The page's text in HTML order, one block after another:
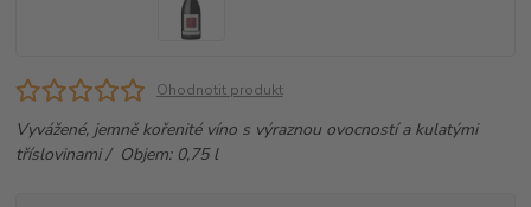
Ohodnotit produkt
Vyvážené, jemně kořenité víno s výraznou ovocností a kulatými
tříslovinami / Objem: 0,75 l